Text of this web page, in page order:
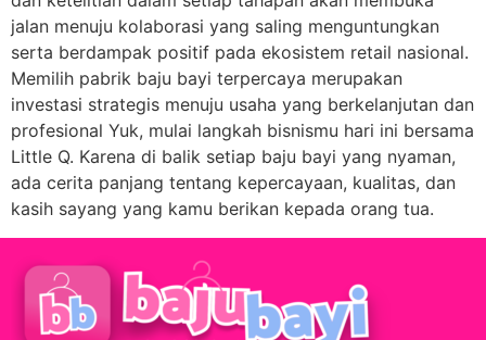
jalan menuju kolaborasi yang saling menguntungkan
serta berdampak positif pada ekosistem retail nasional.
Memilih pabrik baju bayi terpercaya merupakan
investasi strategis menuju usaha yang berkelanjutan dan
profesional Yuk, mulai langkah bisnismu hari ini bersama
Little Q. Karena di balik setiap baju bayi yang nyaman,
ada cerita panjang tentang kepercayaan, kualitas, dan
kasih sayang yang kamu berikan kepada orang tua.